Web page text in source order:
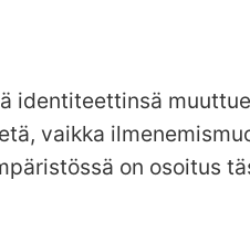
identiteettinsä
vaikka
on osoitus